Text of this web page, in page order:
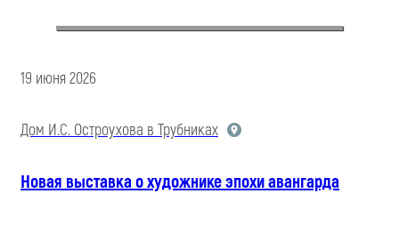
19 июня 2026
Дом И.С. Остроухова в Трубниках
Новая выставка о художнике эпохи авангарда